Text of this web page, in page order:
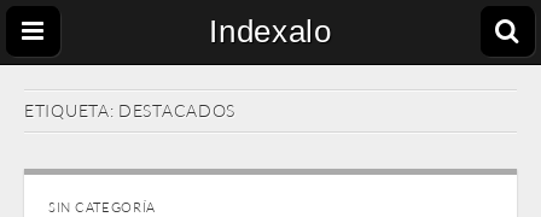
Indexalo
ETIQUETA: DESTACADOS
SIN CATEGORÍA